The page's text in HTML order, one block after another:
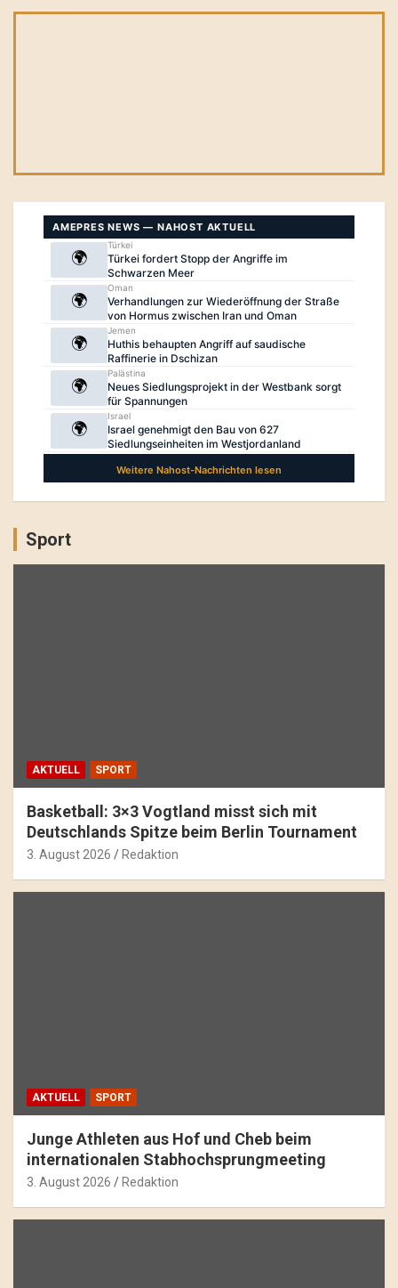
Sport
AKTUELL SPORT
Basketball: 3×3 Vogtland misst sich mit
Deutschlands Spitze beim Berlin Tournament
3. August 2026 Redaktion
AKTUELL SPORT
Junge Athleten aus Hof und Cheb beim
internationalen Stabhochsprungmeeting
3. August 2026 Redaktion